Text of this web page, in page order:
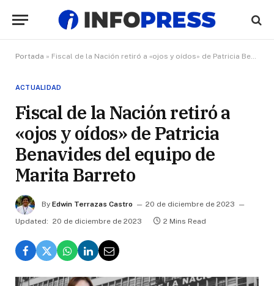
Portada » Fiscal de la Nación retiró a «ojos y oídos» de Patricia Benavides del equipo de Marita Barreto
ACTUALIDAD
Fiscal de la Nación retiró a
«ojos y oídos» de Patricia
Benavides del equipo de
Marita Barreto
By Edwin Terrazas Castro
20 de diciembre de 2023
Updated: 20 de diciembre de 2023 2 Mins Read